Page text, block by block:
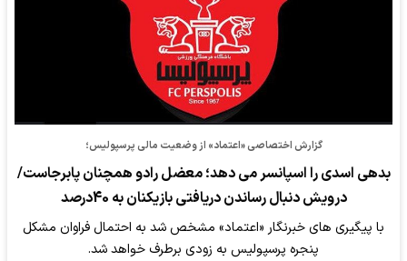
گزارش اختصاصی «اعتماد» از وضعیت مالی پرسپولیس؛
بدهی اسدی را اسپانسر می دهد؛ معضل رادو همچنان پابرجاست/
درویش دنبال رساندن دریافتی بازیکنان به 40درصد
با پیگیری های خبرنگار «اعتماد» مشخص شد به احتمال فراوان مشکل
پنجره پرسپولیس به زودی برطرف خواهد شد.